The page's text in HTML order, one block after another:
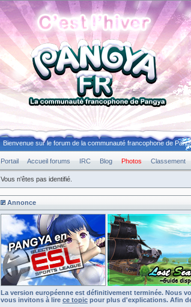
Bienvenue sur le forum de la communauté francophone de
Portail Accueil forums IRC Blog Photos Classement
Vous n'êtes pas identifié.
Annonce
La version européenne est définitivement terminée. Nous
vous invitons à lire ce topic pour plus d'explications. Afin